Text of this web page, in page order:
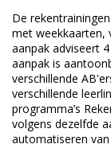
De
met weekkaarten,
aanpak adviseert
aanpak is
verschillende
verschillende
programma’s
volgens dezelfde
automatiseren